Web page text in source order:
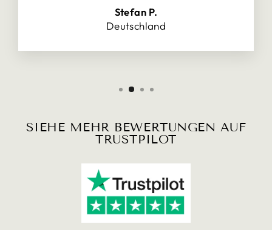
Stefan P.
Deutschland
SIEHE MEHR BEWERTUNGEN AUF
TRUSTPILOT